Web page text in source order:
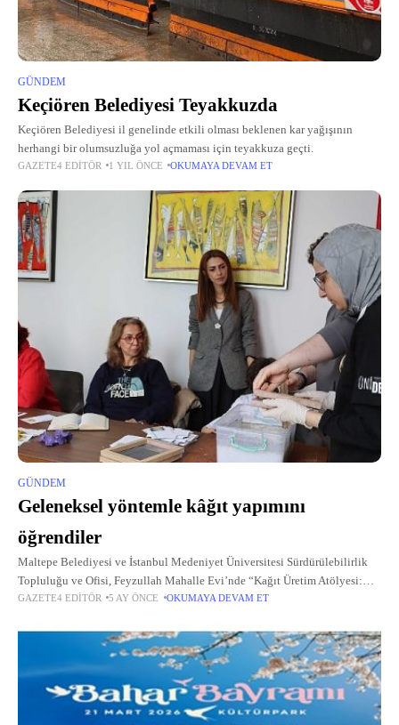
GÜNDEM
Keçiören Belediyesi Teyakkuzda
Keçiören Belediyesi il genelinde etkili olması beklenen kar yağışının
herhangi bir olumsuzluğa yol açmaması için teyakkuza geçti.
GAZETE4 EDITÖR 1 YIL ÖNCE OKUMAYA DEVAM ET
GÜNDEM
Geleneksel yöntemle kâğıt yapımını
öğrendiler
Maltepe Belediyesi ve İstanbul Medeniyet Üniversitesi Sürdürülebilirlik
Topluluğu ve Ofisi, Feyzullah Mahalle Evi’nde “Kağıt Üretim Atölyesi:
Geleneksel Yöntemle Kağıt Üretimi” atölyesi gerçekleştirdi.
GAZETE4 EDITÖR 5 AY ÖNCE OKUMAYA DEVAM ET